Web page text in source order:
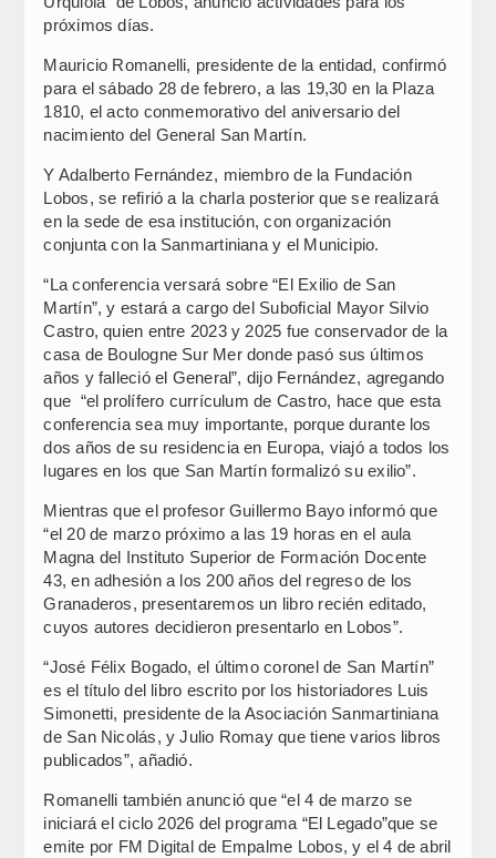
próximos días.
Mauricio Romanelli, presidente de la entidad, confirmó
para el sábado 28 de febrero, a las 19,30 en la Plaza
1810, el acto conmemorativo del aniversario del
nacimiento del General San Martín.
Y Adalberto Fernández, miembro de la Fundación
Lobos, se refirió a la charla posterior que se realizará
en la sede de esa institución, con organización
conjunta con la Sanmartiniana y el Municipio.
“La conferencia versará sobre “El Exilio de San
Martín”, y estará a cargo del Suboficial Mayor Silvio
Castro, quien entre 2023 y 2025 fue conservador de la
casa de Boulogne Sur Mer donde pasó sus últimos
años y falleció el General”, dijo Fernández, agregando
que “el prolífero currículum de Castro, hace que esta
conferencia sea muy importante, porque durante los
dos años de su residencia en Europa, viajó a todos los
lugares en los que San Martín formalizó su exilio”.
Mientras que el profesor Guillermo Bayo informó que
“el 20 de marzo próximo a las 19 horas en el aula
Magna del Instituto Superior de Formación Docente
43, en adhesión a los 200 años del regreso de los
Granaderos, presentaremos un libro recién editado,
cuyos autores decidieron presentarlo en Lobos”.
“José Félix Bogado, el último coronel de San Martín”
es el título del libro escrito por los historiadores Luis
Simonetti, presidente de la Asociación Sanmartiniana
de San Nicolás, y Julio Romay que tiene varios libros
publicados”, añadió.
Romanelli también anunció que “el 4 de marzo se
iniciará el ciclo 2026 del programa “El Legado”que se
emite por FM Digital de Empalme Lobos, y el 4 de abril